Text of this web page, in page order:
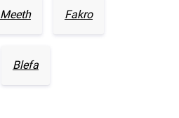
Meeth Fakro
Blefa